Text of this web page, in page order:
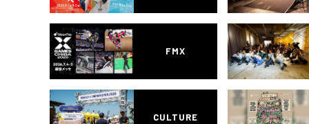
FMX
CULTURE